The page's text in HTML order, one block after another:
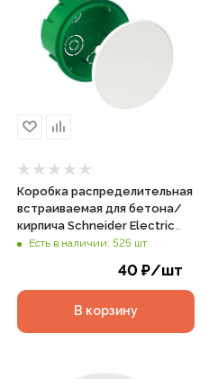
Коробка распределительная
встраиваемая для бетона/
кирпича Schneider Electric
d70х40мм IP30 зеленая, арт.
Есть в наличии: 525 шт
40₽/шт
В корзину